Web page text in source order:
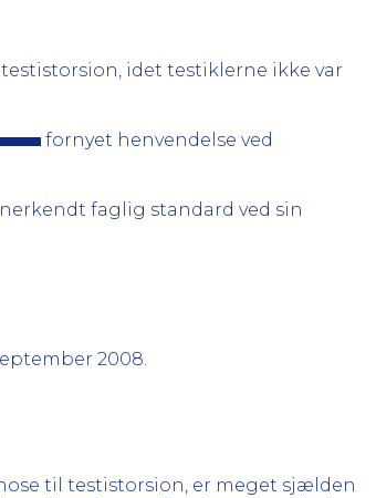
idet testiklerne ikke var
fornyet henvendelse ved
faglig standard ved sin
2008.
til testistorsion, er meget sjælden